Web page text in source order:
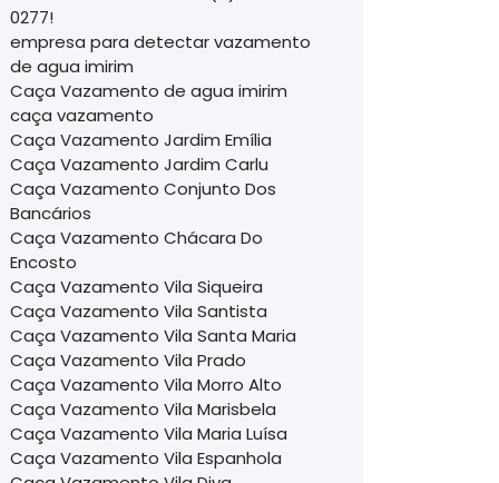
0277!
empresa para detectar vazamento
de agua imirim
Caça Vazamento de agua imirim
caça vazamento
Caça Vazamento Jardim Emília
Caça Vazamento Jardim Carlu
Caça Vazamento Conjunto Dos
Bancários
Caça Vazamento Chácara Do
Encosto
Caça Vazamento Vila Siqueira
Caça Vazamento Vila Santista
Caça Vazamento Vila Santa Maria
Caça Vazamento Vila Prado
Caça Vazamento Vila Morro Alto
Caça Vazamento Vila Marisbela
Caça Vazamento Vila Maria Luísa
Caça Vazamento Vila Espanhola